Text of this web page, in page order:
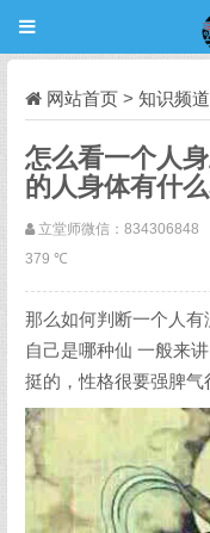
网站首页 > 知识频道
怎么看一个人
的人身体有什
立堂师微信：834306848
379 ℃
那么如何判断一个人
自己是哪种仙 一般来
挺的，性格很要强脾气